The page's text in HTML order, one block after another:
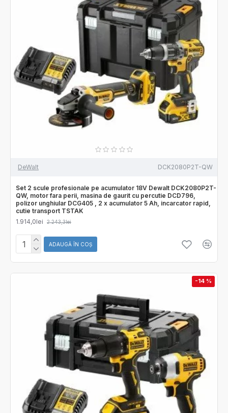
DeWalt DCK2080P2T-QW
Set 2 scule profesionale pe acumulator 18V Dewalt DCK2080P2T-
QW, motor fara perii, masina de gaurit cu percutie DCD796,
polizor unghiular DCG405 , 2 x acumulator 5 Ah, incarcator rapid,
cutie transport TSTAK
1.914,0lei
2.243,3lei
ADAUGĂ ÎN COŞ
-14 %